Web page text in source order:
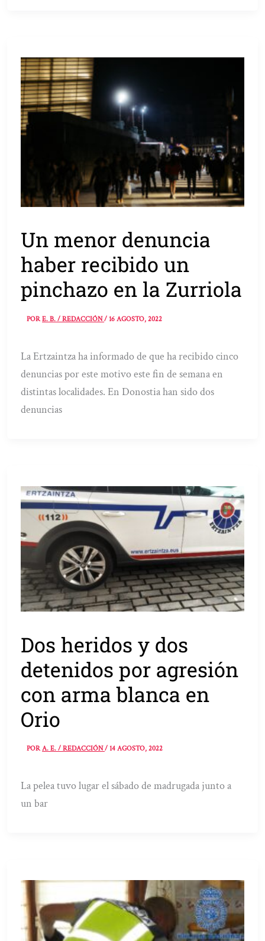
Un menor denuncia
haber recibido un
pinchazo en la Zurriola
PORE. B. / REDACCIÓN/16 AGOSTO, 2022
La Ertzaintza ha informado de que ha recibido cinco
denuncias por este motivo este fin de semana en
distintas localidades. En Donostia han sido dos
denuncias
Dos heridos y dos
detenidos por agresión
con arma blanca en
Orio
PORA. E. / REDACCIÓN/14 AGOSTO, 2022
La pelea tuvo lugar el sábado de madrugada junto a
un bar